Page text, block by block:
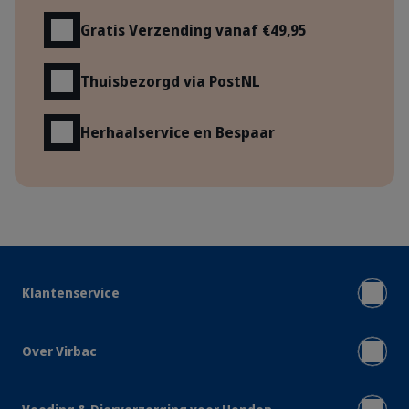
Gratis Verzending vanaf €49,95
Thuisbezorgd via PostNL
Herhaalservice en Bespaar
Klantenservice
Over Virbac